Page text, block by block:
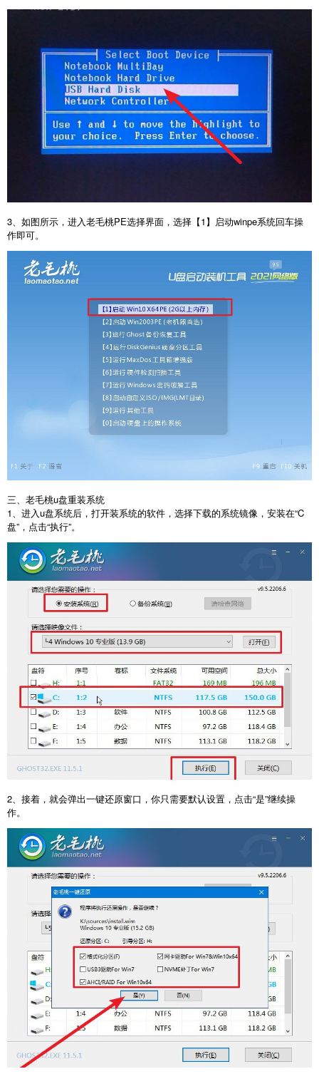
3、如图所示，进入老毛桃PE选择界面，选择【1】启动winpe系统回车操
作即可。
三、老毛桃u盘重装系统
1、进入u盘系统后，打开装系统的软件，选择下载的系统镜像，安装在“C
盘”，点击“执行”。
2、接着，就会弹出一键还原窗口，你只需要默认设置，点击“是”继续操
作。